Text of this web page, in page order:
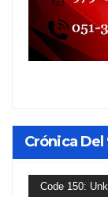
Crónica Del
Reproductor
Code 150: